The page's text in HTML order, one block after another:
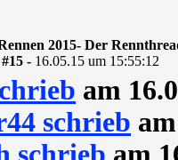
2015- Der
- 16.05.15 um 15:55:12
am
schrieb